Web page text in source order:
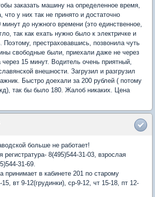
заказать машину на определенное время,
что у них так не принято и достаточно
минут до нужного времени (это единственное,
так как ехать нужно было к электричке и
Поэтому, престраховавшись, позвонила чуть
свободные были, приехали даже не через
15 минут. Водитель очень приятный,
внешности. Загрузил и разгрузил
Быстро доехали за 200 рублей ( потому
так бы было 180. Жалоб никаких. Цена
больше не работает!
8(495)544-31-03, взрослая
31-69.
принимает в кабинете 201 по старому
вт 9-12(грудинки), ср-9-12, чт 15-18, пт 12-